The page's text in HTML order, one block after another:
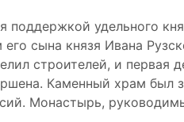
поддержкой удельного
сына князя Ивана
строителей, и первая
Каменный храм был
Монастырь,